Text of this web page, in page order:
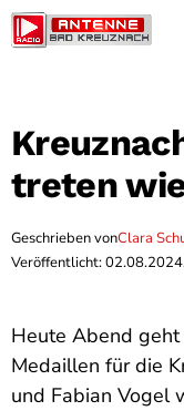
treten
Geschrieben vonClara
Veröffentlicht:
Heute Abend
Medaillen für die
und Fabian Vogel